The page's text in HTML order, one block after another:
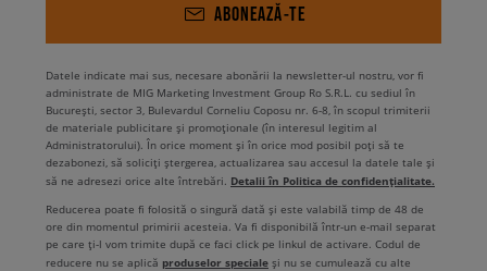
ABONEAZĂ-TE
Datele indicate mai sus, necesare abonării la newsletter-ul nostru, vor fi
administrate de MIG Marketing Investment Group Ro S.R.L. cu sediul în
București, sector 3, Bulevardul Corneliu Coposu nr. 6-8, în scopul trimiterii
de materiale publicitare și promoționale (în interesul legitim al
Administratorului). În orice moment și în orice mod posibil poți să te
dezabonezi, să soliciți ștergerea, actualizarea sau accesul la datele tale și
să ne adresezi orice alte întrebări. Detalii în Politica de confidențialitate.
Reducerea poate fi folosită o singură dată și este valabilă timp de 48 de
ore din momentul primirii acesteia. Va fi disponibilă într-un e-mail separat
pe care ți-l vom trimite după ce faci click pe linkul de activare. Codul de
reducere nu se aplică produselor speciale și nu se cumulează cu alte